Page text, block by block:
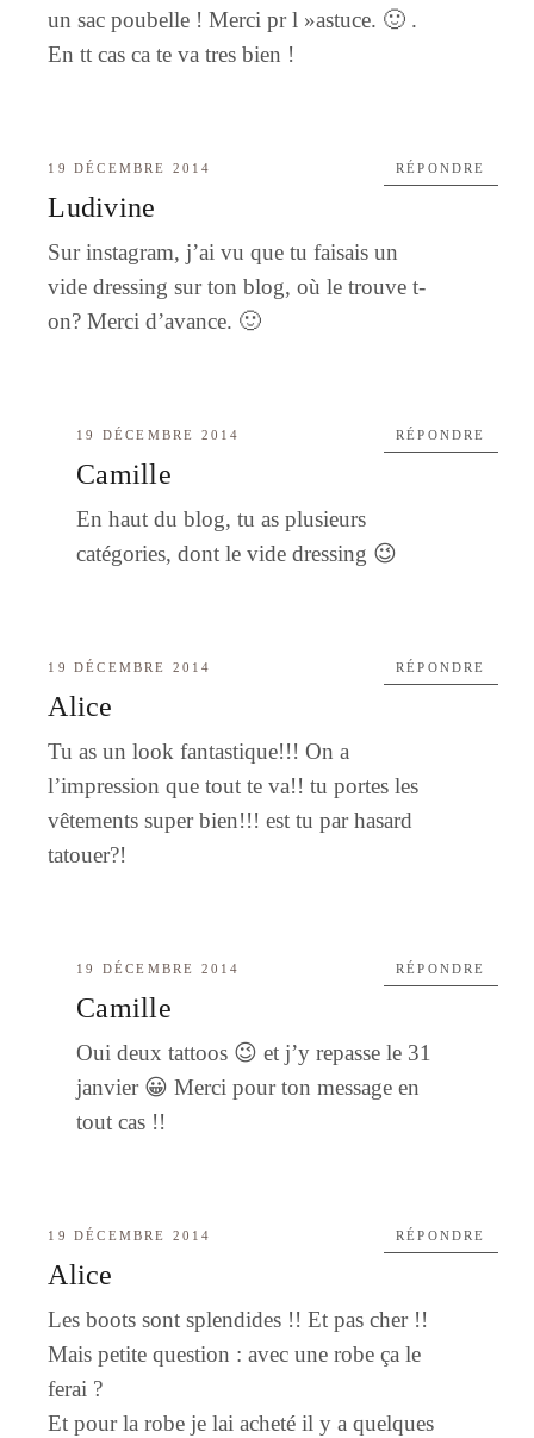
un sac poubelle ! Merci pr l »astuce. 🙂 .
En tt cas ca te va tres bien !
19 DÉCEMBRE 2014
Ludivine
Sur instagram, j’ai vu que tu faisais un
vide dressing sur ton blog, où le trouve t-
on? Merci d’avance. 🙂
RÉPONDRE
19 DÉCEMBRE 2014
Camille
En haut du blog, tu as plusieurs
catégories, dont le vide dressing 😉
RÉPONDRE
19 DÉCEMBRE 2014
Alice
Tu as un look fantastique!!! On a
l’impression que tout te va!! tu portes les
vêtements super bien!!! est tu par hasard
tatouer?!
RÉPONDRE
19 DÉCEMBRE 2014
Camille
Oui deux tattoos 😉 et j’y repasse le 31
janvier 😀 Merci pour ton message en
tout cas !!
RÉPONDRE
19 DÉCEMBRE 2014
Alice
Les boots sont splendides !! Et pas cher !!
Mais petite question : avec une robe ça le
ferai ?
Et pour la robe je lai acheté il y a quelques
RÉPONDRE